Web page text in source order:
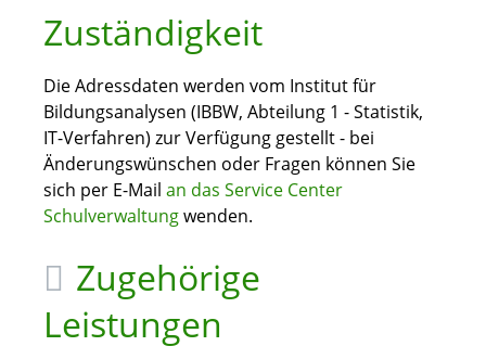
Zuständigkeit
Die Adressdaten werden vom Institut für
Bildungsanalysen (IBBW, Abteilung 1 - Statistik,
IT-Verfahren) zur Verfügung gestellt - bei
Änderungswünschen oder Fragen können Sie
sich per E-Mail an das Service Center
Schulverwaltungwenden.
Zugehörige
Leistungen